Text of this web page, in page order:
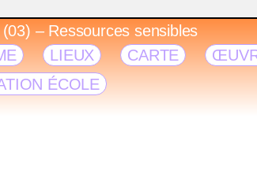
– Ressources sensibles
LIEUX CARTE
ÉCOLE